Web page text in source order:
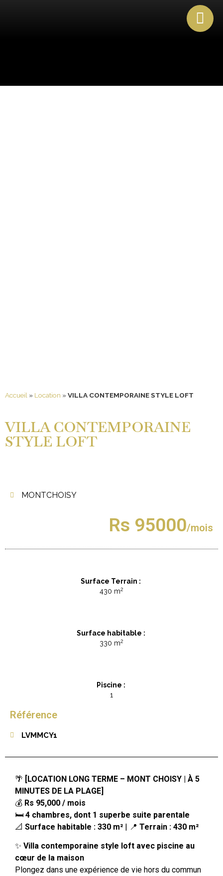
Accueil » Location »VILLA CONTEMPORAINE STYLE LOFT
VILLA CONTEMPORAINE
STYLE LOFT
MONTCHOISY
Rs 95000/mois
Surface Terrain :
430 m2
Surface habitable :
330 m2
Piscine :
1
Référence
LVMMCY1
🌴 [LOCATION LONG TERME – MONT CHOISY | À 5
MINUTES DE LA PLAGE]
💰 Rs 95,000 / mois
🛏️ 4 chambres, dont 1 superbe suite parentale
📐 Surface habitable : 330 m² | 📍 Terrain : 430 m²
✨ Villa contemporaine style loft avec piscine au
cœur de la maison
Plongez dans une expérience de vie hors du commun